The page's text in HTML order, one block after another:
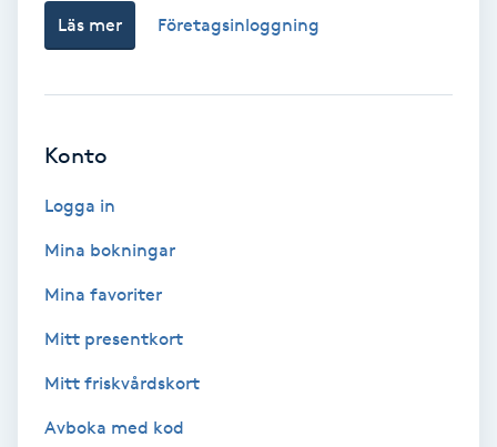
Yogamassage
Zonterapi
Läs mer Företagsinloggning
Konto
Logga in
Mina bokningar
Mina favoriter
Mitt presentkort
Mitt friskvårdskort
Avboka med kod